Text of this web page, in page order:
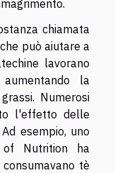
chiamata
può aiutare a
lavorano
la
Numerosi
l'effetto delle
esempio, uno
Nutrition ha
tè